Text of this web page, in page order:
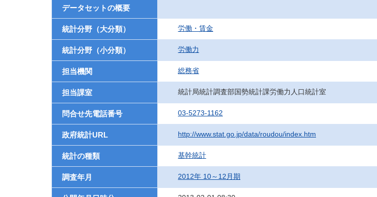
データセットの概要
統計分野（大分類） 労働・賃金
統計分野（小分類） 労働力
担当機関 総務省
担当課室 統計局統計調査部国勢統計課労働力人口統計室
問合せ先電話番号 03-5273-1162
政府統計URL http://www.stat.go.jp/data/roudou/index.htm
統計の種類 基幹統計
調査年月 2012年 10～12月期